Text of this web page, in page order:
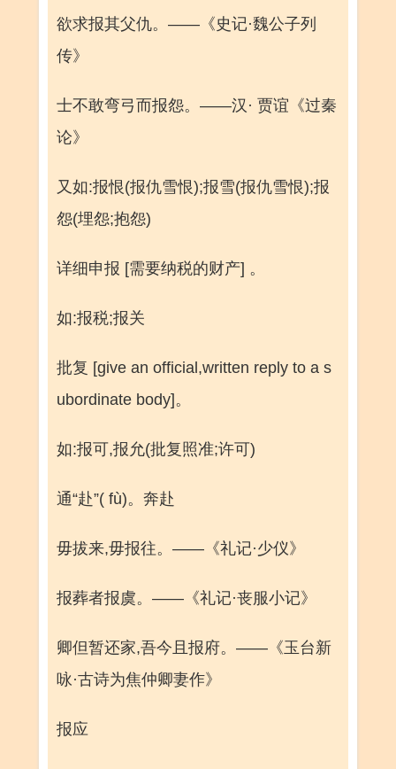
欲求报其父仇。——《史记·魏公子列
传》
士不敢弯弓而报怨。——汉· 贾谊《过秦
论》
又如:报恨(报仇雪恨);报雪(报仇雪恨);报
怨(埋怨;抱怨)
详细申报 [需要纳税的财产] 。
如:报税;报关
批复 [give an official,written reply to a s
ubordinate body]。
如:报可,报允(批复照准;许可)
通“赴”( fù)。奔赴
毋拔来,毋报往。——《礼记·少仪》
报葬者报虞。——《礼记·丧服小记》
卿但暂还家,吾今且报府。——《玉台新
咏·古诗为焦仲卿妻作》
报应